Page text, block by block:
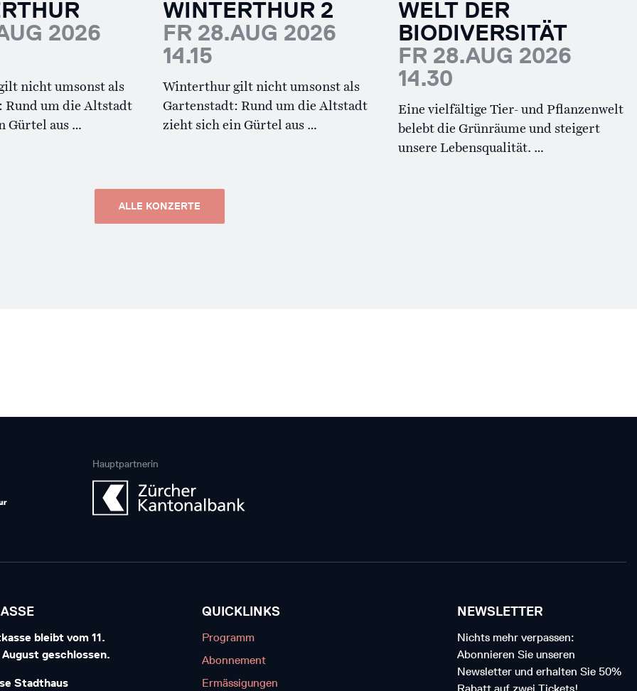
2026
nicht umsonst als
Rund um die Altstadt
Gürtel aus …
WINTERTHUR 2
FR 28.AUG 2026
14.15
Winterthur gilt nicht umsonst als
Gartenstadt: Rund um die Altstadt
zieht sich ein Gürtel aus …
WELT DER
BIODIVERSITÄT
FR 28.AUG 2026
14.30
Eine vielfältige Tier- und Pflanzenwelt
belebt die Grünräume und steigert
unsere Lebensqualität. …
ALLE KONZERTE
Hauptpartnerin
bleibt vom 11.
August geschlossen.
Stadthaus
QUICKLINKS
Programm
Abonnement
Ermässigungen
NEWSLETTER
Nichts mehr verpassen:
Abonnieren Sie unseren
Newsletter und erhalten Sie 50%